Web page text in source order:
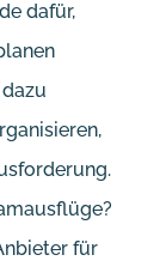
dafür,
für